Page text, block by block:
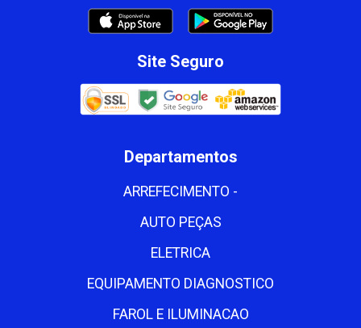
Site Seguro
Departamentos
ARREFECIMENTO -
AUTO PEÇAS
ELETRICA
EQUIPAMENTO DIAGNOSTICO
FAROL E ILUMINACAO